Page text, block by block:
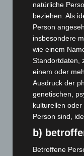
Mann läuft mit
Zeugen
5. August 2026
Celle: Mensch
5. August 2026
Gasleitung bei
beschädigt
5. August 2026
Anklage nach
3. August 2026
natürliche
beziehen. Als
Person
insbesondere
wie einem
Standortdaten,
einem oder
Ausdruck der
genetischen,
kulturellen
Person sind,
b)
Betroffene